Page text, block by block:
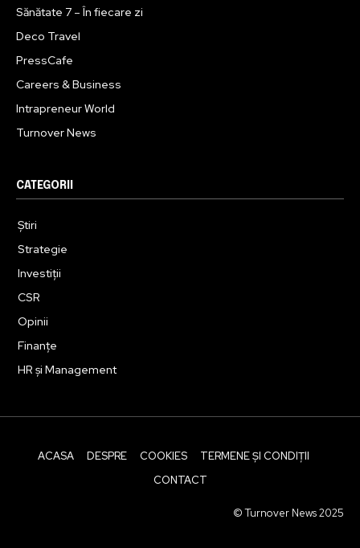
Sănătate 7 – În fiecare zi
Deco Travel
PressCafe
Careers & Business
Intrapreneur World
Turnover News
CATEGORII
Știri
Strategie
Investiții
CSR
Opinii
Finanțe
HR și Management
ACASA DESPRE COOKIES
TERMENE ȘI CONDIȚII
CONTACT
© Turnover News 2025